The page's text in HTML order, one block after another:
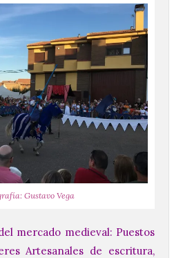
Gustavo Vega
mercado medieval: Puestos
Artesanales de escritura,